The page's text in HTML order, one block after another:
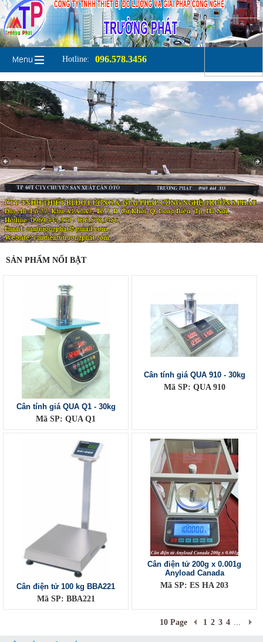
Hotline: 096.578.3456
SẢN PHẨM NỔI BẬT
Cân tính giá QUA Q1 - 30kg
Mã SP: QUA Q1
Cân tính giá QUA 910 - 30kg
Mã SP: QUA 910
Cân điện tử 100 kg BBA221
Mã SP: BBA221
Cân điện tử 200g x 0.001g
Anyload Canada
Mã SP: ES HA 203
10 Page 1 2 3 4 ...